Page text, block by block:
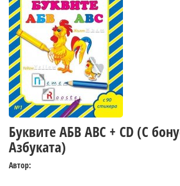
Буквите АБВ ABC + CD (С
Азбуката)
Автор: